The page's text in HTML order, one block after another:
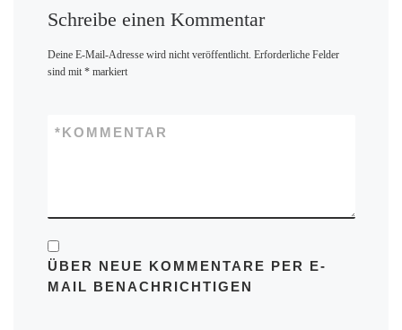
Schreibe einen Kommentar
Deine E-Mail-Adresse wird nicht veröffentlicht. Erforderliche Felder
sind mit *markiert
KOMMENTAR
*
ÜBER NEUE KOMMENTARE PER E-
MAIL BENACHRICHTIGEN